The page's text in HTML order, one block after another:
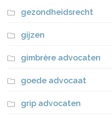
gezondheidsrecht
gijzen
gimbrère advocaten
goede advocaat
grip advocaten